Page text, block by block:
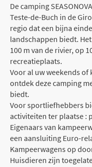
De camping
Teste-de-Buch in de
regio dat een bijna
landschappen biedt.
100 m van de rivier, op
recreatieplaats.
Voor al uw weekends
ontdek deze camping
biedt.
Voor sportliefhebbers
activiteiten ter plaatse :
Eigenaars van
een aansluiting Euro-
Kampeerwagens op
Huisdieren zijn